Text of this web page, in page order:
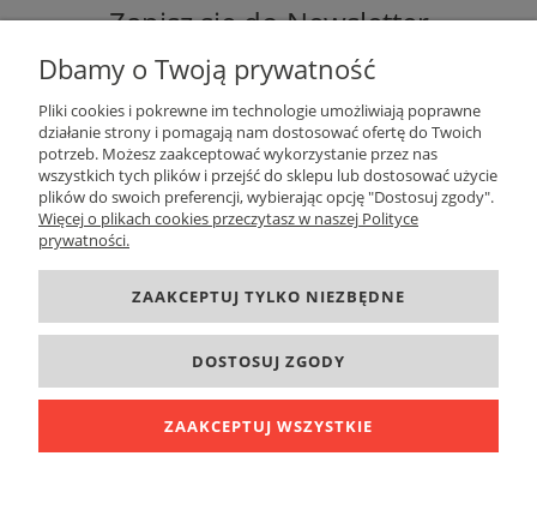
Zapisz się do Newsletter
ZAPISZ SIĘ
O FIRMIE
Dbamy o Twoją prywatność
Pliki cookies i pokrewne im technologie umożliwiają poprawne
działanie strony i pomagają nam dostosować ofertę do Twoich
potrzeb. Możesz zaakceptować wykorzystanie przez nas
wszystkich tych plików i przejść do sklepu lub dostosować użycie
plików do swoich preferencji, wybierając opcję "Dostosuj zgody".
Więcej o plikach cookies przeczytasz w naszej Polityce
prywatności.
ZAAKCEPTUJ TYLKO NIEZBĘDNE
DOSTOSUJ ZGODY
ZAAKCEPTUJ WSZYSTKIE